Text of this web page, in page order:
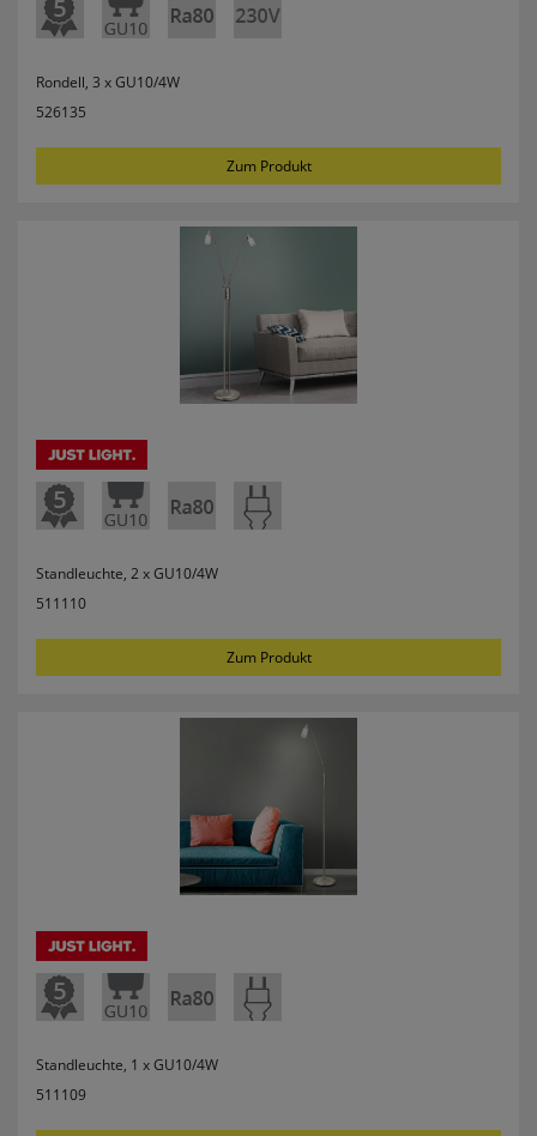
Rondell, 3 x GU10/4W
526135
Zum Produkt
Standleuchte, 2 x GU10/4W
511110
Zum Produkt
Standleuchte, 1 x GU10/4W
511109
erneutem Aufruf die entsprechende Auswahl
ausgeben zu können.
Google Maps
Konfiguration speichern